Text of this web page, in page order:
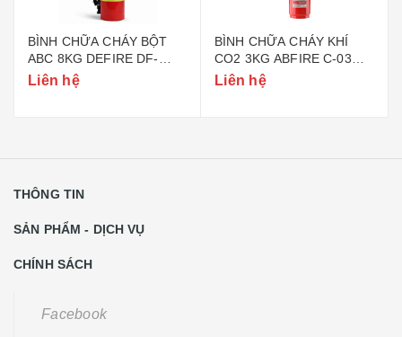
BÌNH CHỮA CHÁY BỘT
ABC 8KG DEFIRE DF-
ABC8 (BỘ CÔNG AN)
Liên hệ
BÌNH CHỮA CHÁY KHÍ
CO2 3KG ABFIRE C-03
(TEM BỘ CÔNG AN)
Liên hệ
THÔNG TIN
SẢN PHẨM - DỊCH VỤ
CHÍNH SÁCH
Facebook